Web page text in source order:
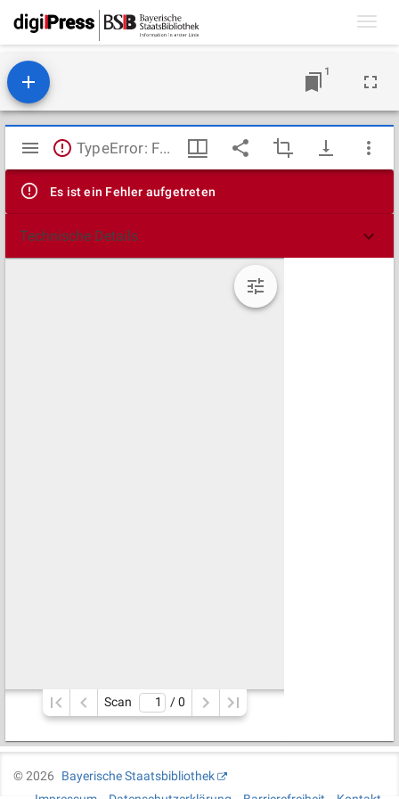
1
Mirador
Viewer
TypeError: Failed to fetch
Es ist ein Fehler aufgetreten
Technische Details
Scan / 0
©2026
Bayerische Staatsbibliothek